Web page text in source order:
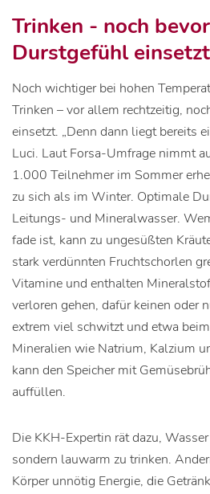
Trinken - noch
Durstgefühl einsetzt
Noch wichtiger bei hohen
Trinken – vor allem rechtzeitig,
einsetzt. „Denn dann liegt bereits
Luci. Laut Forsa-Umfrage nimmt
1.000 Teilnehmer im Sommer
zu sich als im Winter. Optimale
Leitungs- und Mineralwasser.
fade ist, kann zu ungesüßten
stark verdünnten Fruchtschorlen
Vitamine und enthalten
verloren gehen, dafür keinen oder
extrem viel schwitzt und etwa
Mineralien wie Natrium, Kalzium
kann den Speicher mit
auffüllen.
Die KKH-Expertin rät dazu,
sondern lauwarm zu trinken.
Körper unnötig Energie, die